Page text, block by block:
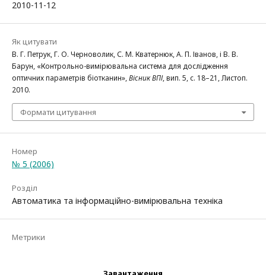
2010-11-12
Як цитувати
В. Г. Петрук, Г. О. Черноволик, С. М. Кватернюк, А. П. Іванов, і В. В.
Барун, «Контрольно-вимірювальна система для дослідження
оптичних параметрів біотканин»,Вісник ВПІ, вип. 5, с. 18–21, Листоп.
2010.
Формати цитування
Номер
№ 5 (2006)
Розділ
Автоматика та інформаційно-вимірювальна техніка
Метрики